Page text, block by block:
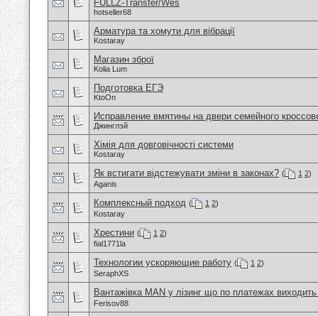
FULLZ-Transfer/Wes
hotseller68
Арматура та хомути для вібрації
Kostaray
Магазин зброї
Kolia Lum
Подготовка ЕГЭ
KtoOn
Исправление вмятины на двери семейного
Джинглэй
Хімія для довговічності системи
Kostaray
Як встигати відстежувати зміни в законах? ( 1 2)
Aganis
Комплексный подход ( 1 2)
Kostaray
Хрестини ( 1 2)
fial1771la
Технологии ускоряющие работу ( 1 2)
SeraphXS
Вантажівка MAN у лізинг що по платежах виходить
Ferisov88